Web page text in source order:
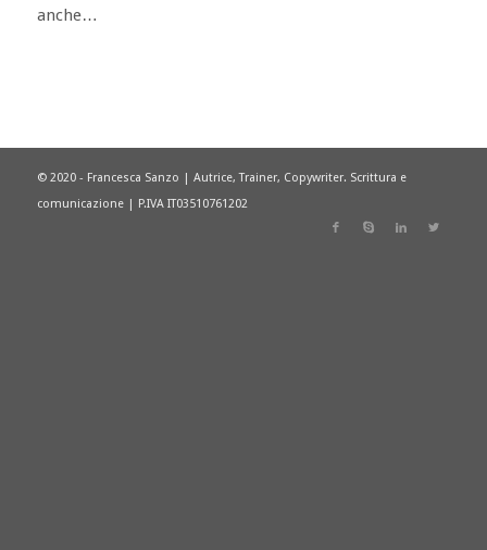
anche…
© 2020 - Francesca Sanzo | Autrice, Trainer, Copywriter. Scrittura e
comunicazione | P.IVA IT03510761202